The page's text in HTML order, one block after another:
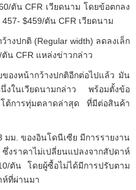
ตัน CFR เวียดนาม โดยข้อตกลง
$459/ตัน CFR เวียดนาม
งปกติ (Regular width) ลดลงเล็ก
น CFR แหล่งข่าวกล่าว
องหน้ากว้างปกติอีกต่อไปแล้ว มัน
นึ่งในเวียดนามกล่าว พร้อมตั้งข้อ
โต้การทุ่มตลาดล่าสุด ที่มีต่อสินค้า
มม. ของอินโดนีเซีย มีการรายงาน
งราคาไม่เปลี่ยนแปลงจากสัปดาห์
ตัน โดยผู้ซื้อไม่ได้มีการปรับตาม
ห์ที่ผ่านมา